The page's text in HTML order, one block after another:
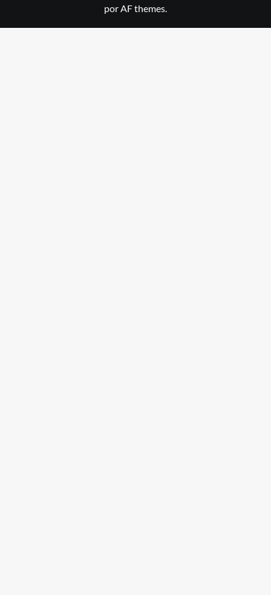
por AF themes.